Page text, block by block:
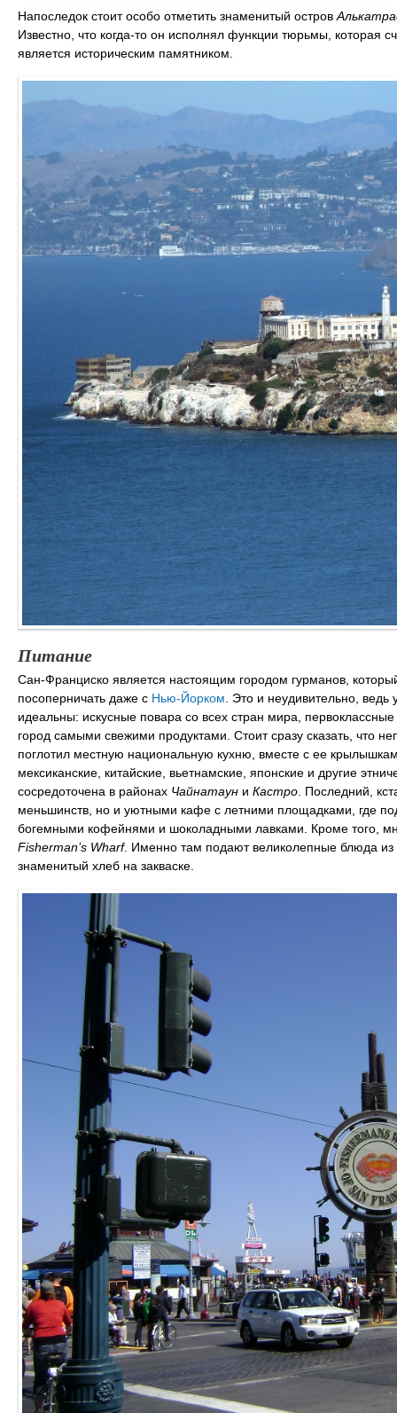
Напоследок стоит особо отметить знаменитый остров
Известно, что когда-то он исполнял функции тюрьмы, которая
является историческим памятником.
Питание
Сан-Франциско является настоящим городом гурманов,
посоперничать даже с Нью-Йорком . Это и неудивительно,
идеальны: искусные повара со всех стран мира,
город самыми свежими продуктами. Стоит сразу сказать, что
поглотил местную национальную кухню, вместе с ее
мексиканские, китайские, вьетнамские, японские и другие
сосредоточена в районах Чайнатаун и Кастро . Последний,
меньшинств, но и уютными кафе с летними площадками, где
богемными кофейнями и шоколадными лавками. Кроме того,
Fisherman’s Wharf. Именно там подают великолепные блюда из
знаменитый хлеб на закваске.